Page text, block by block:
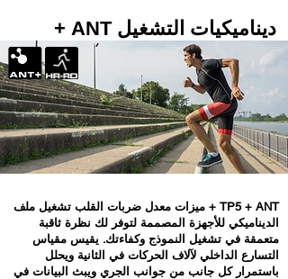
ديناميكيات التشغيل ANT +
TP5 + ANT + ميزات معدل ضربات القلب تشغيل ملف
الديناميكي للأجهزة المصممة لتوفر لك نظرة ثاقبة
متعمقة في تشغيل النموذج وكفاءتك. يقيس مقياس
التسارع الداخلي لآلاف الحركات في الثانية ويحلل
باستمرار كل جانب من جوانب الجري ويبث البيانات في